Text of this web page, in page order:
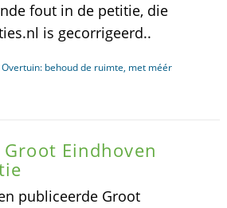
fout in de petitie, die
is gecorrigeerd..
Overtuin: behoud de ruimte, met méér
Eindhoven
publiceerde Groot